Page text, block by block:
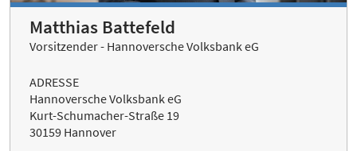
Matthias Battefeld
Vorsitzender - Hannoversche Volksbank eG
ADRESSE
Hannoversche Volksbank eG
Kurt-Schumacher-Straße 19
30159 Hannover